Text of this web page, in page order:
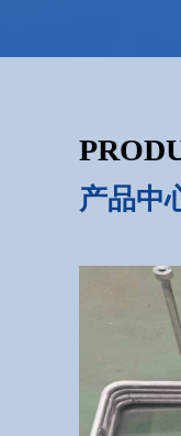
产品中